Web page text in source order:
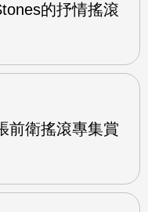
的抒情搖滾
前衛搖滾專集賞